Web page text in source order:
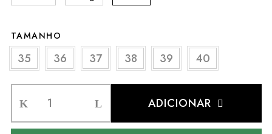
TAMANHO
35 36 37 38 39 40
ADICIONAR